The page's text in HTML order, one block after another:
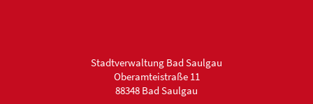
Stadtverwaltung Bad Saulgau
Oberamteistraße 11
88348 Bad Saulgau